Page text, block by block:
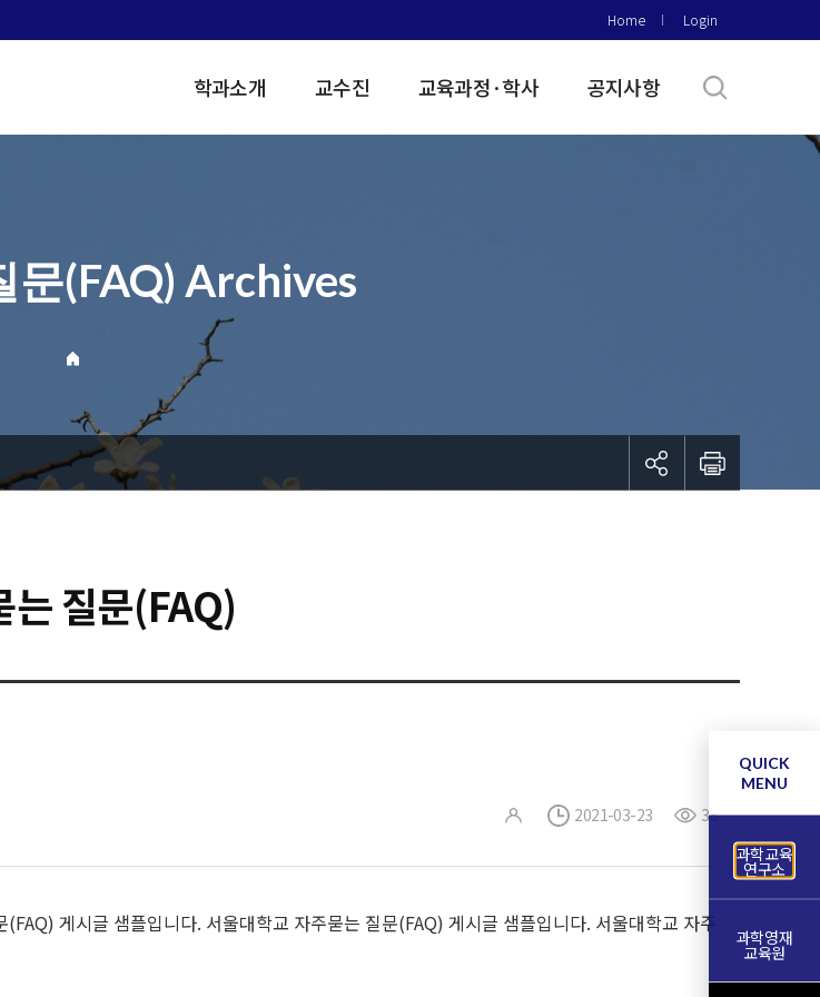
Home Login
학과소개 교수진 교육과정·학사 공지사항
문(FAQ) Archives
는 질문(FAQ)
2021-03-23 38
게시글 샘플입니다. 서울대학교 자주묻는 질문(FAQ) 게시글 샘플입니다. 서울대학교 자주
QUICK
MENU
과학교육
연구소
과학영재
교육원